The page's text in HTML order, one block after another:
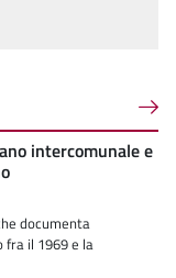
intercomunale e
documenta
il 1969 e la